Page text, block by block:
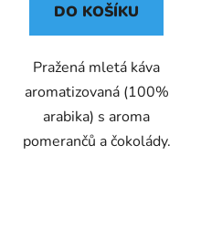
DO KOŠÍKU
Pražená mletá káva
aromatizovaná (100%
arabika) s aroma
pomerančů a čokolády.